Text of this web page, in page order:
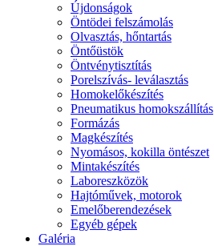
Újdonságok
Öntödei felszámolás
Olvasztás, hőntartás
Öntőüstök
Öntvénytisztítás
Porelszívás- leválasztás
Homokelőkészítés
Pneumatikus homokszállítás
Formázás
Magkészítés
Nyomásos, kokilla öntészet
Mintakészítés
Laboreszközök
Hajtóművek, motorok
Emelőberendezések
Egyéb gépek
Galéria